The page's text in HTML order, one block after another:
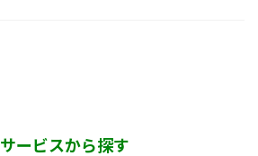
サービスから探す